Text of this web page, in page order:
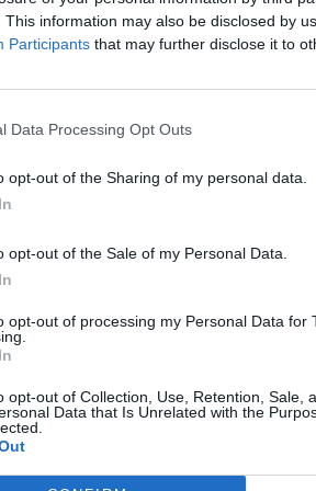
This information may also be disclosed by
Participants that may further disclose it to
Data Processing Opt Outs
opt-out of the Sharing of my personal data.
opt-out of the Sale of my Personal Data.
opt-out of processing my Personal Data for
opt-out of Collection, Use, Retention, Sale,
Data that Is Unrelated with the
išgelbėta
įgula:
semdami
iš laivo
Pavojaus gyvybei
pagalbos neprireikė.
vėjui, pagausėjo